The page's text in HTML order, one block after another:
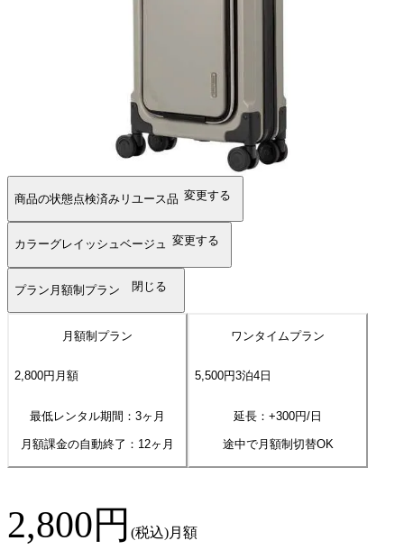
商品の状態点検済みリユース品 変更する
カラーグレイッシュベージュ 変更する
プラン 月額制プラン 閉じる
月額制プラン
2,800円 月額
最低レンタル期間：3ヶ月
月額課金の自動終了： 12ヶ月
ワンタイムプラン
5,500円3泊4 日
延長：+300円/日
途中で月額制切替OK
2,800円 (税込)月額